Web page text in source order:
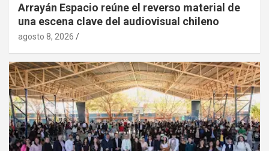
Arrayán Espacio reúne el reverso material de
una escena clave del audiovisual chileno
agosto 8, 2026